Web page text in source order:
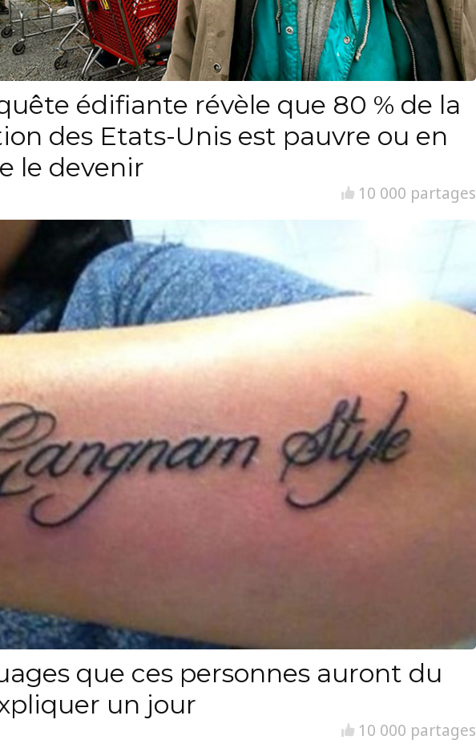
édifiante révèle que 80 % de la
des Etats-Unis est pauvre ou en
le devenir
10 000 partages
que ces personnes auront du
un jour
10 000 partages